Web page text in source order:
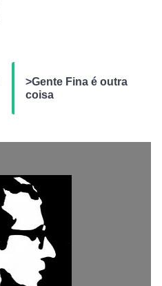
>Gente Fina é outra
coisa